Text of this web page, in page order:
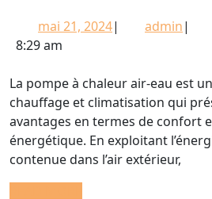
chaleur
eau
:
garantissez
votre
mai 21, 2024mai
| admin|
8:29 am
La pompe à chaleur air-eau est une solution de
chauffage et climatisation qui
avantages en termes de confort
énergétique. En exploitant
contenue dans l’air extérieur,